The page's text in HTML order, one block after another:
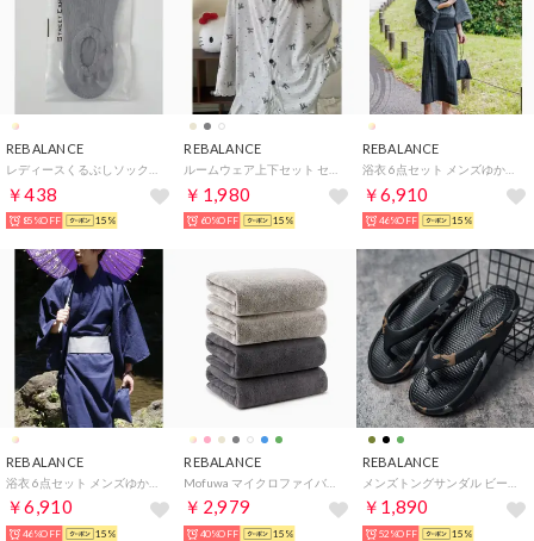
REBALANCE
￥438
85%OFF 15%
REBALANCE
￥1,980
60%OFF 15%
REBALANCE
浴衣 6点セット メンズゆかたセット 夏祭り 花火大会 （D）
￥6,910
46%OFF 15%
REBALANCE
￥6,910
46%OFF 15%
REBALANCE
￥2,979
40%OFF 15%
REBALANCE
￥1,890
52%OFF 15%